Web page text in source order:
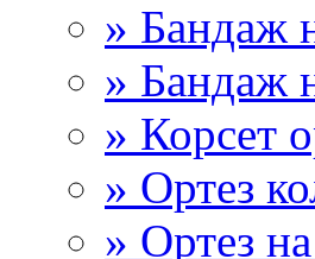
» Бандаж
» Бандаж
» Корсет
» Ортез
» Ортез